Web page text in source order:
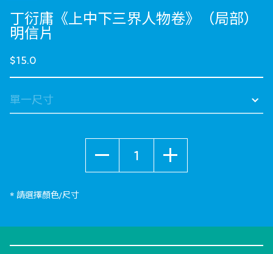
丁衍庸《上中下三界人物卷》（局部）
明信片
$15.0
* 請選擇顏色/尺寸